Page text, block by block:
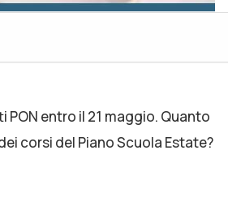
entro il 21 maggio. Quanto
corsi del Piano Scuola Estate?